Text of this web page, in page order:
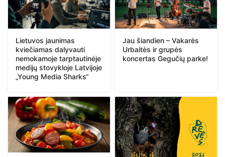
Lietuvos jaunimas
kviečiamas dalyvauti
nemokamoje tarptautinėje
medijų stovykloje Latvijoje
„Young Media Sharks“
Jau šiandien – Vakarės
Urbaitės ir grupės
koncertas Gegučių parke!